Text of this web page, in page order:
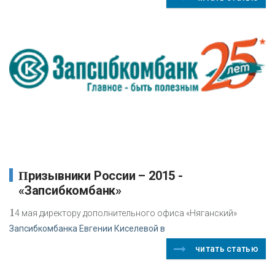
Призывники России – 2015 -
«Запсибкомбанк»
14 мая директору дополнительного офиса «Няганский»
Запсибкомбанка Евгении Киселевой в
читать статью